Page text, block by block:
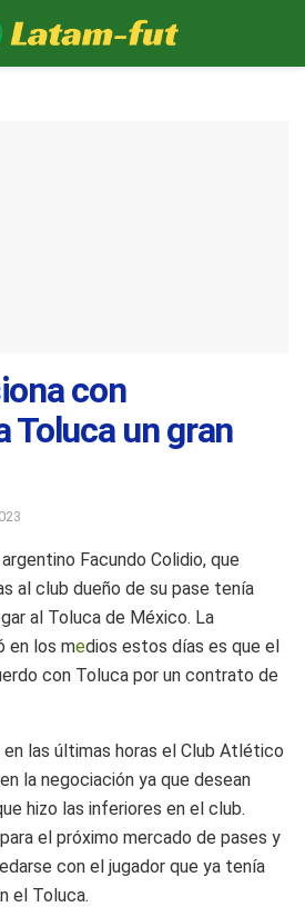
con
Toluca un gran
Facundo Colidio, que
al club dueño de su pase tenía
al Toluca de México. La
en los medios estos días es que el
con Toluca por un contrato de
las últimas horas el Club Atlético
la negociación ya que desean
hizo las inferiores en el club.
el próximo mercado de pases y
con el jugador que ya tenía
el Toluca.